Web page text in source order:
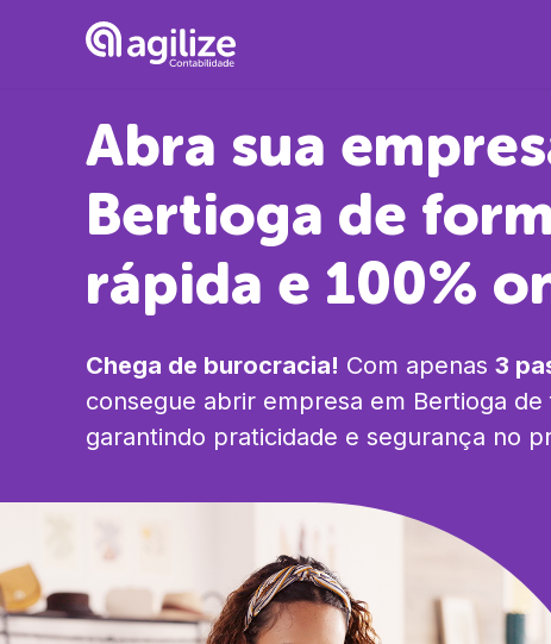
Abra sua
Bertioga de
rápida e 100%
Chega de burocracia! Com apenas 3
consegue abrir empresa em Bertioga de
garantindo praticidade e segurança no